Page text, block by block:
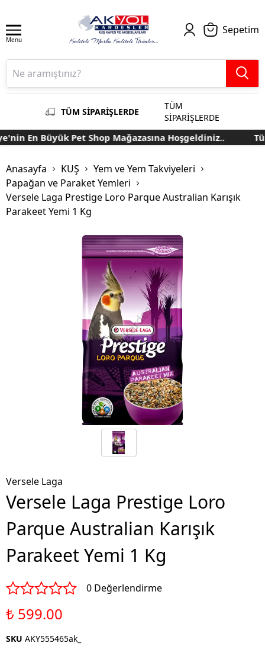
Menu
Sepetim
TÜM SİPARİŞLERDE
TÜM
SİPARİŞLERDE
En Büyük Pet Shop Mağazasına Hoşgeldiniz..
Anasayfa KUŞ
Yem ve Yem Takviyeleri
Papağan ve Paraket Yemleri
Versele Laga Prestige Loro Parque Australian Karışık
Parakeet Yemi 1 Kg
Versele Laga
Versele Laga Prestige Loro
Parque Australian Karışık
Parakeet Yemi 1 Kg
0 Değerlendirme
₺ 599.00
SKU AKY555465ak_